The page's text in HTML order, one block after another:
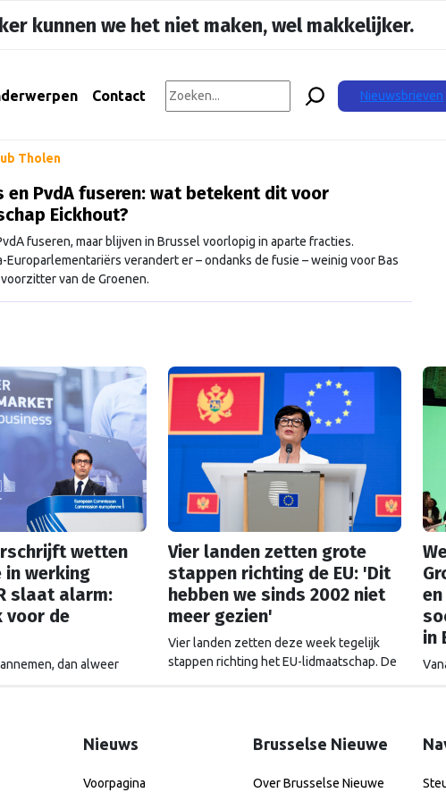
kunnen we het niet maken, wel makkelijker.
Contact Nieuwsbrieven
Tholen
en PvdA fuseren: wat betekent dit voor
Eickhout?
fuseren, maar blijven in Brussel voorlopig in aparte fracties.
Europarlementariërs verandert er – ondanks de fusie – weinig voor Bas
van de Groenen.
wetten
in werking
slaat alarm:
voor de
dan alweer
Europa wetten maakt?
Vier landen zetten grote
stappen richting de EU: 'Dit
hebben we sinds 2002 niet
meer gezien'
Vier landen zetten deze week tegelijk
stappen richting het EU-lidmaatschap. De
in
Nieuws
Voorpagina
Brusselse Nieuwe
Over Brusselse Nieuwe